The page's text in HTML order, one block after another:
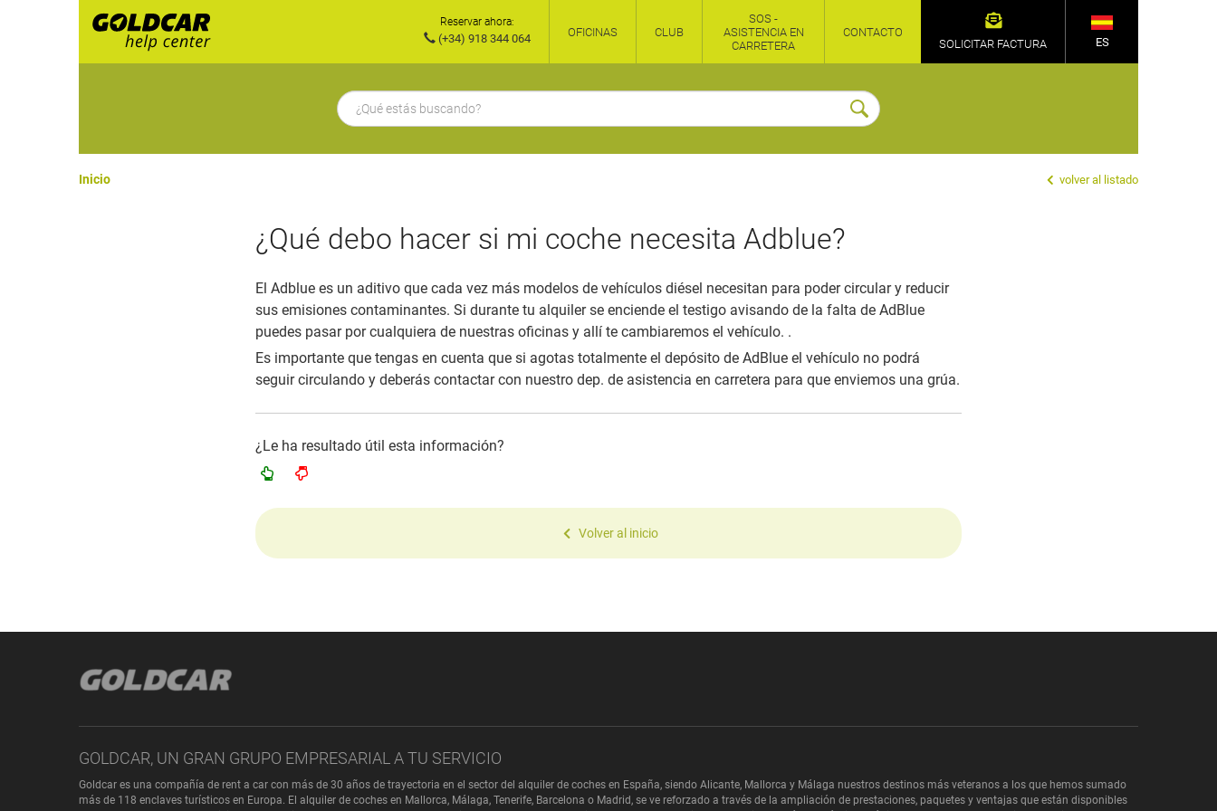
Reservar ahora:
(+34) 918 344 064 OFICINAS CLUB
SOS -
ASISTENCIA EN
CARRETERA
CONTACTO
SOLICITAR FACTURA
ES
Inicio volver al listado
¿Qué debo hacer si mi coche necesita Adblue?
El Adblue es un aditivo que cada vez más modelos de vehículos diésel necesitan para poder circular y reducir
sus emisiones contaminantes. Si durante tu alquiler se enciende el testigo avisando de la falta de AdBlue
puedes pasar por cualquiera de nuestras oficinas y allí te cambiaremos el vehículo. .
Es importante que tengas en cuenta que si agotas totalmente el depósito de AdBlue el vehículo no podrá
seguir circulando y deberás contactar con nuestro dep. de asistencia en carretera para que enviemos una grúa.
¿Le ha resultado útil esta información?
Volver al inicio
GOLDCAR, UN GRAN GRUPO EMPRESARIAL A TU SERVICIO
Goldcar es una compañía de rent a car con más de 30 años de trayectoria en el sector del alquiler de coches en España, siendo Alicante, Mallorca y Málaga nuestros destinos más veteranos a los que hemos sumado
más de 118 enclaves turísticos en Europa. El alquiler de coches en Mallorca, Málaga, Tenerife, Barcelona o Madrid, se ve reforzado a través de la ampliación de prestaciones, paquetes y ventajas que están disponibles